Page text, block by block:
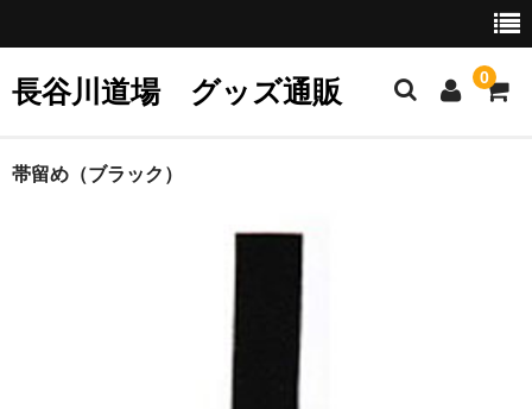
長谷川道場 グッズ通販 0
ホーム
帯留め（ブラック）